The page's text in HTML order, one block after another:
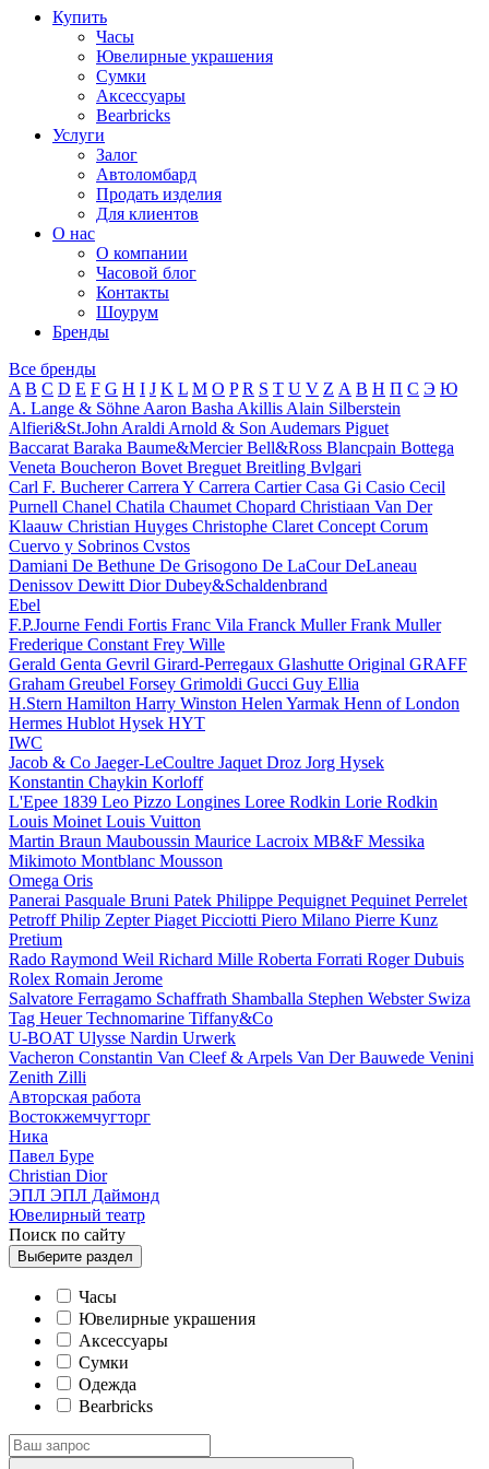
Купить
Часы
Ювелирные украшения
Сумки
Аксессуары
Bearbricks
Услуги
Залог
Автоломбард
Продать изделия
Для клиентов
О нас
О компании
Часовой блог
Контакты
Шоурум
Бренды
Все бренды
A B C D E F G H I J K L M O P R S T U V Z А В Н П С Э Ю
A. Lange & Söhne Aaron Basha Akillis Alain Silberstein
Alfieri&St.John Araldi Arnold & Son Audemars Piguet
Baccarat Baraka Baume&MercierBell&Ross Blancpain Bottega
Veneta Boucheron Bovet Breguet Breitling Bvlgari
Carl F. BuchererCarrera Y Carrera CartierCasa Gi Casio Cecil
Purnell Chanel Chatila Chaumet Chopard Christiaan Van Der
Klaauw Christian Huyges Christophe Claret Concept Corum
Cuervo y Sobrinos Cvstos
Damiani De Bethune De Grisogono De LaCourDeLaneau
Denissov Dewitt DiorDubey&Schaldenbrand
Ebel
F.P.Journe Fendi Fortis Franc Vila Franck MullerFrank Muller
Frederique Constant Frey Wille
Gerald Genta Gevril Girard-Perregaux Glashutte Original GRAFF
Graham Greubel Forsey Grimoldi Gucci Guy Ellia
H.Stern Hamilton Harry Winston Helen Yarmak Henn of London
Hermes Hublot Hysek HYT
IWC
Jacob & Co Jaeger-LeCoultre Jaquet Droz Jorg Hysek
Konstantin Chaykin Korloff
L'Epee 1839 Leo Pizzo Longines Loree Rodkin Lorie Rodkin
Louis Moinet Louis Vuitton
Martin Braun Mauboussin Maurice Lacroix MB&F Messika
Mikimoto Montblanc Mousson
Omega Oris
Panerai Pasquale Bruni Patek Philippe Pequignet Pequinet Perrelet
PetroffPhilip ZepterPiaget Picciotti Piero Milano Pierre Kunz
Pretium
Rado Raymond Weil Richard Mille Roberta Forrati Roger Dubuis
Rolex Romain Jerome
Salvatore Ferragamo Schaffrath Shamballa Stephen Webster Swiza
Tag HeuerTechnomarine Tiffany&Co
U-BOAT Ulysse Nardin Urwerk
Vacheron Constantin Van Cleef & Arpels Van Der Bauwede Venini
Zenith Zilli
Авторская работа
Востокжемчугторг
Ника
Павел Буре
Сhristian Dior
ЭПЛ ЭПЛ Даймонд
Ювелирный театр
Поиск по сайту
Выберите раздел
Часы
Ювелирные украшения
Аксессуары
Сумки
Одежда
Bearbricks